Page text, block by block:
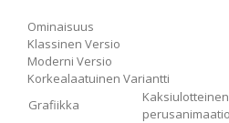
Ominaisuus
Klassinen Versio
Moderni Versio
Korkealaatuinen Variantti
Grafiikka
Kaksiulotteinen
perusanimaatio